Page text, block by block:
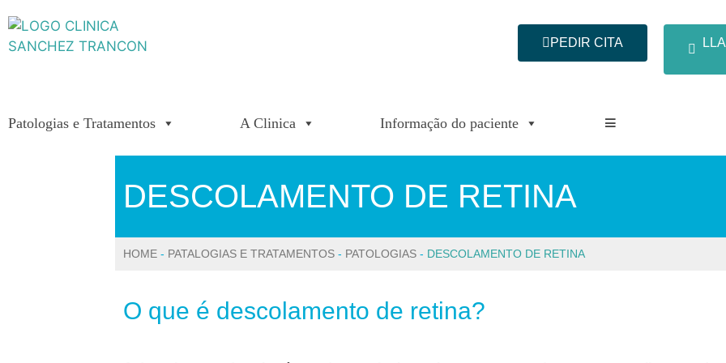
PEDIR CITA
Patologias e Tratamentos A Clinica Informação do paciente
DESCOLAMENTO DE RETINA
HOME - PATALOGIAS E TRATAMENTOS - PATOLOGIAS - DESCOLAMENTO DE RETINA
O que é descolamento de retina?